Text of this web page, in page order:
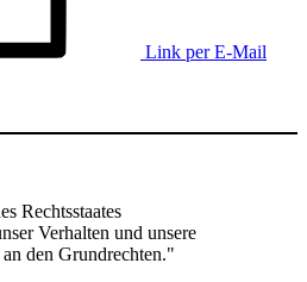
Link per E-Mail
Rechtsstaates
Verhalten und unsere
den Grundrechten."